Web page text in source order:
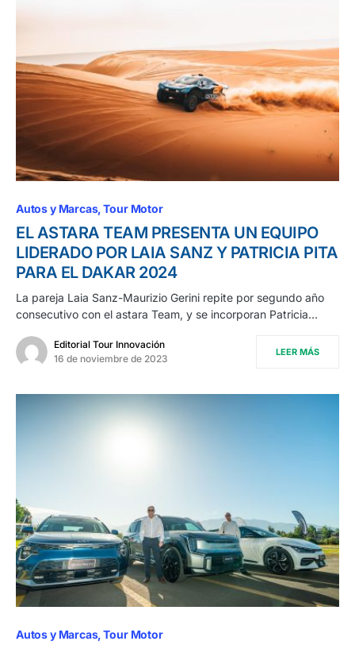
Autos y Marcas Tour Motor
EL ASTARA TEAM PRESENTA UN EQUIPO
LIDERADO POR LAIA SANZ Y PATRICIA PITA
PARA EL DAKAR 2024
La pareja Laia Sanz-Maurizio Gerini repite por segundo año
consecutivo con el astara Team, y se incorporan Patricia…
Editorial Tour Innovación
16 de noviembre de 2023
LEER MÁS
Autos y Marcas Tour Motor